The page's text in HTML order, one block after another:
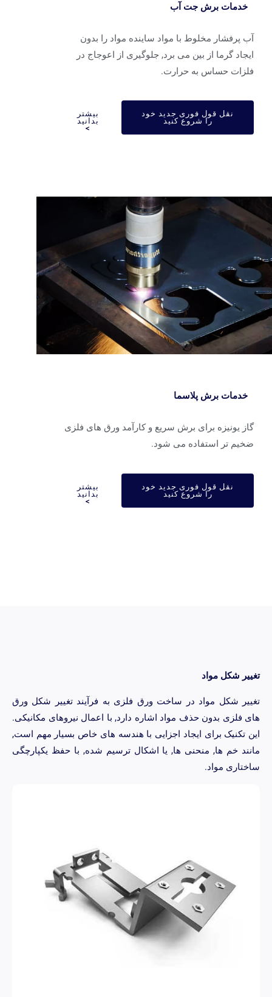
خدمات برش جت آب
پرفشار مخلوط با مواد ساینده مواد را بدون
گرما از بین می برد, جلوگیری از اعوجاج در
حساس به حرارت.
نقل قول فوری جدید خود
را شروع کنید
خدمات برش پلاسما
یونیزه برای برش سریع و کارآمد ورق های فلزی
تر استفاده می شود.
نقل قول فوری جدید خود
را شروع کنید
شکل مواد
شکل مواد در ساخت ورق فلزی به فرآیند تغییر شکل ورق
فلزی بدون حذف مواد اشاره دارد, با اعمال نیروهای مکانیکی.
تکنیک برای ایجاد اجزایی با هندسه های خاص بسیار مهم است,
خم ها, منحنی ها, یا اشکال ترسیم شده, با حفظ یکپارچگی
مواد.